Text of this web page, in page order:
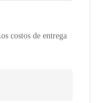
costos de entrega